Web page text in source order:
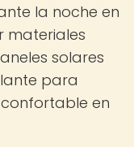
la noche en
materiales
solares
para
en